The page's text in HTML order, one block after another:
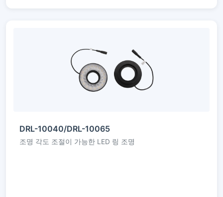
DRL-10040/DRL-10065
조명 각도 조절이 가능한 LED 링 조명